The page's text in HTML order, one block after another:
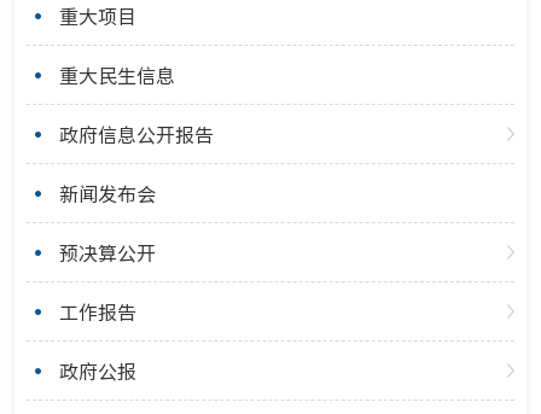
重大项目
重大民生信息
政府信息公开报告
新闻发布会
预决算公开
工作报告
政府公报